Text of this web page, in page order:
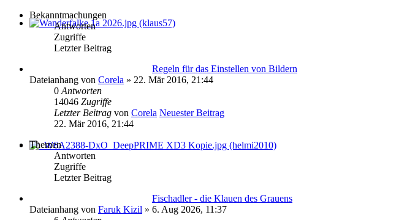
Bekanntmachungen
Antworten
Zugriffe
Letzter Beitrag
Regeln für das Einstellen von Bildern
Dateianhang von Corela » 22. Mär 2016, 21:44
0 Antworten
14046 Zugriffe
Letzter Beitrag von Corela Neuester Beitrag
22. Mär 2016, 21:44
Themen
Antworten
Zugriffe
Letzter Beitrag
Fischadler - die Klauen des Grauens
Dateianhang von Faruk Kizil » 6. Aug 2026, 11:37